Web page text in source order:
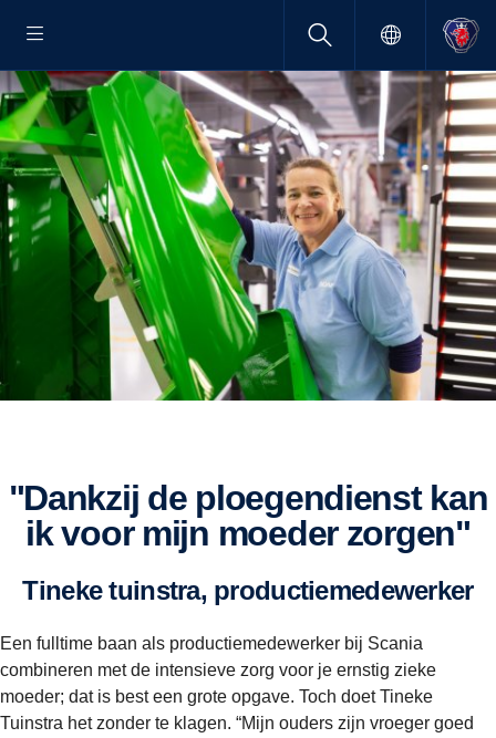
"dankzij de ploegendienst kan
ik voor mijn moeder zorgen"
Tineke tuinstra, productiemedewerker
Een fulltime baan als productiemedewerker bij Scania
combineren met de intensieve zorg voor je ernstig zieke
moeder; dat is best een grote opgave. Toch doet Tineke
Tuinstra het zonder te klagen. “Mijn ouders zijn vroeger goed